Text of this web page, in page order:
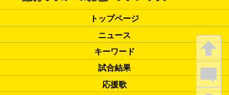
トップページ
ニュース
キーワード
試合結果
応援歌